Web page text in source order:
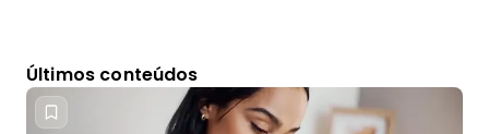
Últimos conteúdos